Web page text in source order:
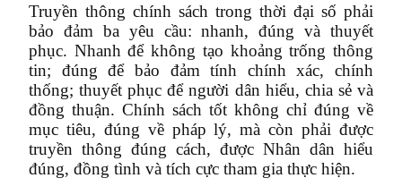
Truyền thông chính sách trong thời đại số phải
bảo đảm ba yêu cầu: nhanh, đúng và thuyết
phục. Nhanh để không tạo khoảng trống thông
tin; đúng để bảo đảm tính chính xác, chính
thống; thuyết phục để người dân hiểu, chia sẻ và
đồng thuận. Chính sách tốt không chỉ đúng về
mục tiêu, đúng về pháp lý, mà còn phải được
truyền thông đúng cách, được Nhân dân hiểu
đúng, đồng tình và tích cực tham gia thực hiện.